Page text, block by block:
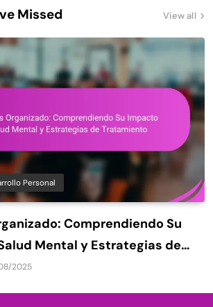
View all
Missed
Personal
Comprendiendo Su
Mental y Estrategias de
2025